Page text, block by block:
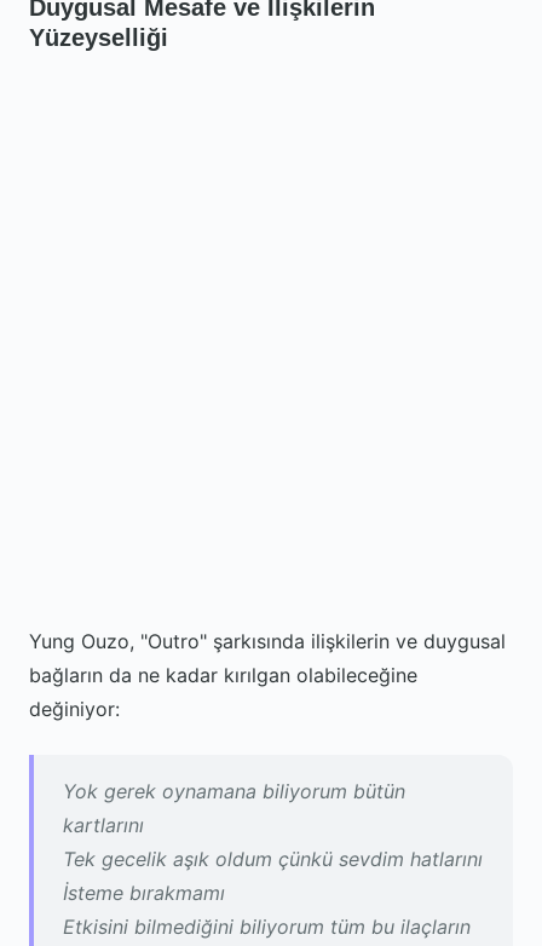
Duygusal Mesafe ve İlişkilerin
Yüzeyselliği
Yung Ouzo, "Outro" şarkısında ilişkilerin ve duygusal
bağların da ne kadar kırılgan olabileceğine
değiniyor:
Yok gerek oynamana biliyorum bütün
kartlarını
Tek gecelik aşık oldum çünkü sevdim hatlarını
İsteme bırakmamı
Etkisini bilmediğini biliyorum tüm bu ilaçların